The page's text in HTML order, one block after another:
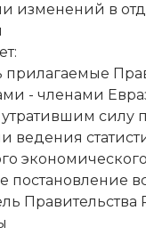
изменений в
прилагаемые
- членами
силу
ведения
постановление